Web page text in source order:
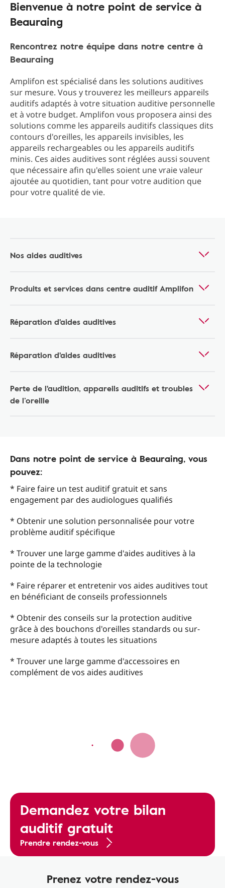
Bienvenue à notre point de service à
Beauraing
Rencontrez notre équipe dans notre centre à
Beauraing
Amplifon est spécialisé dans les solutions auditives
sur mesure. Vous y trouverez les meilleurs appareils
auditifs adaptés à votre situation auditive personnelle
et à votre budget. Amplifon vous proposera ainsi des
solutions comme les appareils auditifs classiques dits
contours d'oreilles, les appareils invisibles, les
appareils rechargeables ou les appareils auditifs
minis. Ces aides auditives sont réglées aussi souvent
que nécessaire afin qu'elles soient une vraie valeur
ajoutée au quotidien, tant pour votre audition que
pour votre qualité de vie.
Nos aides auditives
Produits et services dans centre auditif Amplifon
Réparation d'aides auditives
Réparation d'aides auditives
Perte de l'audition, appareils auditifs et troubles
de l’oreille
Dans notre point de service à Beauraing, vous
pouvez:
* Faire faire un test auditif gratuit et sans
engagement par des audiologues qualifiés
* Obtenir une solution personnalisée pour votre
problème auditif spécifique
* Trouver une large gamme d'aides auditives à la
pointe de la technologie
* Faire réparer et entretenir vos aides auditives tout
en bénéficiant de conseils professionnels
* Obtenir des conseils sur la protection auditive
grâce à des bouchons d'oreilles standards ou sur-
mesure adaptés à toutes les situations
* Trouver une large gamme d'accessoires en
complément de vos aides auditives
Demandez votre bilan
auditif gratuit
Prendre rendez-vous
Prenez votre rendez-vous